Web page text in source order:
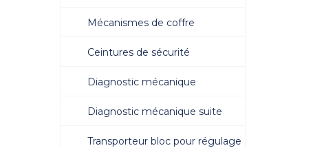
Mécanismes de coffre
Ceintures de sécurité
Diagnostic mécanique
Diagnostic mécanique suite
Transporteur bloc pour régulage